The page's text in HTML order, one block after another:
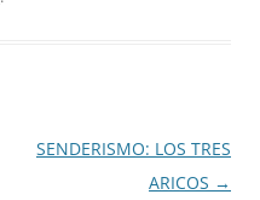
SENDERISMO: LOS TRES
ARICOS →